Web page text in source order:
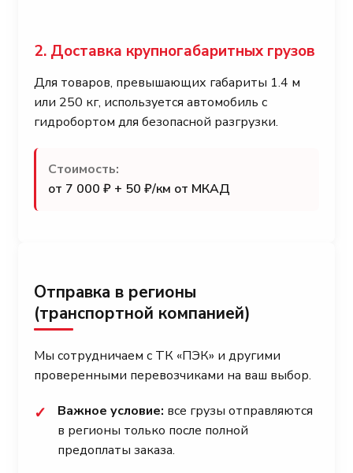
2. Доставка крупногабаритных грузов
Для товаров, превышающих габариты 1.4 м
или 250 кг, используется автомобиль с
гидробортом для безопасной разгрузки.
Стоимость:
от 7 000 ₽ + 50 ₽/км от МКАД
Отправка в регионы
(транспортной компанией)
Мы сотрудничаем с ТК «ПЭК» и другими
проверенными перевозчиками на ваш выбор.
✓ Важное условие: все грузы отправляются
в регионы только после полной
предоплаты заказа.